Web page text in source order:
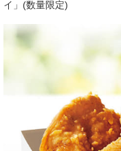
イ」(数量限定)